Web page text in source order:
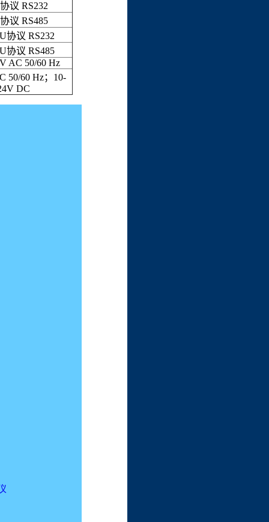
议 RS232
议 RS485
协议 RS232
协议 RS485
AC 50/60 Hz
50/60 Hz；10-
DC